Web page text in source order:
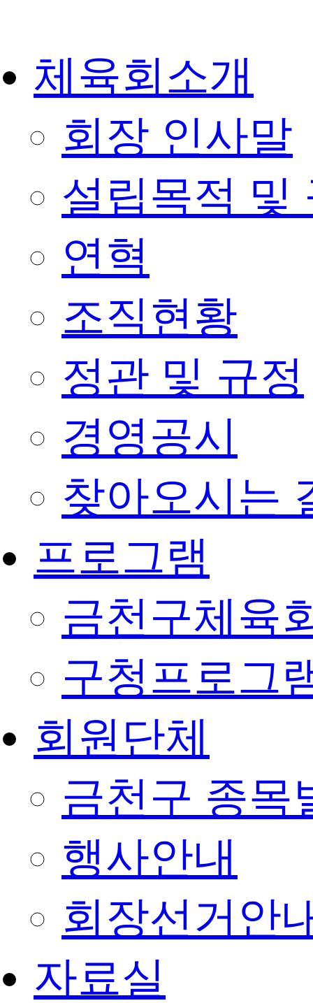
체육회소개
회장 인사말
설립목적 및
연혁
조직현황
정관 및 규정
경영공시
찾아오시는
프로그램
금천구체육
구청프로그
회원단체
금천구 종목
행사안내
회장선거안
자료실